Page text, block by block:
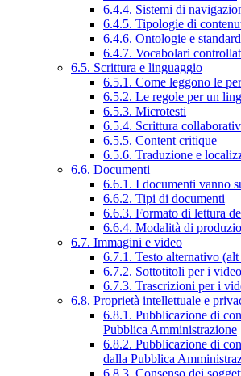
6.4.4. Sistemi di
6.4.5. Tipologie di
6.4.6. Ontologie e standard
6.4.7. Vocabolari
6.5. Scrittura e linguaggio
6.5.1. Come leggono le
6.5.2. Le regole per un
6.5.3. Microtesti
6.5.4. Scrittura
6.5.5. Content critique
6.5.6. Traduzione e
6.6. Documenti
6.6.1. I documenti vanno
6.6.2. Tipi di documenti
6.6.3. Formato di lettura
6.6.4. Modalità di
6.7. Immagini e video
6.7.1. Testo alternativo
6.7.2. Sottotitoli per i video
6.7.3. Trascrizioni per i
6.8. Proprietà intellettuale e
6.8.1. Pubblicazione di
Pubblica Amministrazione
6.8.2. Pubblicazione di
dalla Pubblica
6.8.3. Consenso dei